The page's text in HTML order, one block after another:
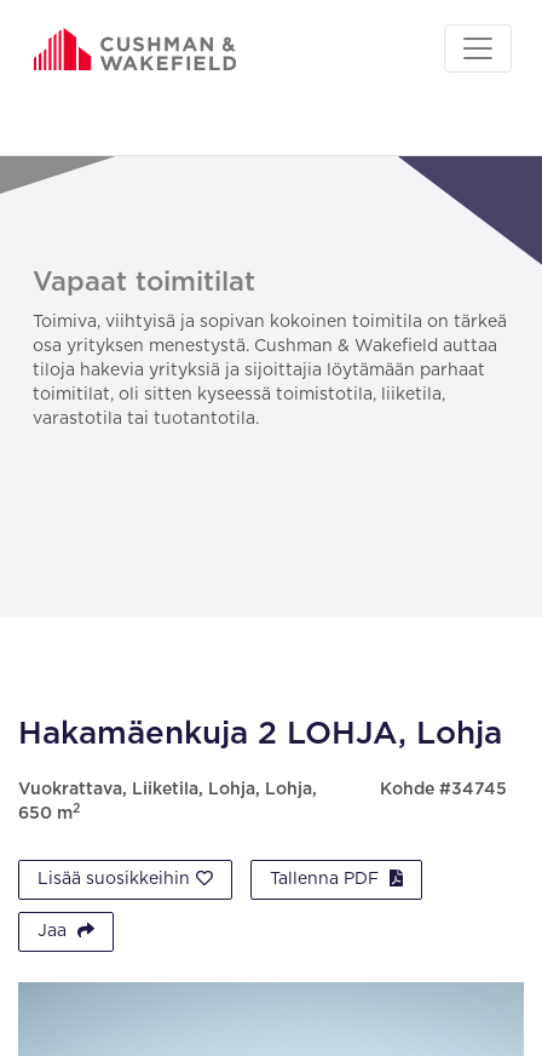
Vapaat toimitilat
Toimiva, viihtyisä ja sopivan kokoinen toimitila on tärkeä
osa yrityksen menestystä. Cushman & Wakefield auttaa
tiloja hakevia yrityksiä ja sijoittajia löytämään parhaat
toimitilat, oli sitten kyseessä toimistotila, liiketila,
varastotila tai tuotantotila.
Hakamäenkuja 2 LOHJA, Lohja
Vuokrattava, Liiketila, Lohja, Lohja,
650 m2
Kohde #34745
Lisää suosikkeihin Tallenna PDF
Jaa